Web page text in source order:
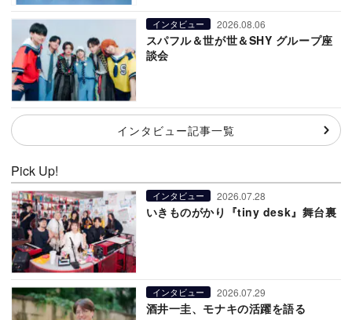
インタビュー 2026.08.06
スパフル＆世が世＆SHY グループ座
談会
インタビュー記事一覧
Pick Up!
インタビュー 2026.07.28
いきものがかり『tiny desk』舞台裏
インタビュー 2026.07.29
酒井一圭、モナキの活躍を語る